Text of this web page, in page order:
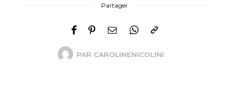
Partager
PAR CAROLINENICOLINI